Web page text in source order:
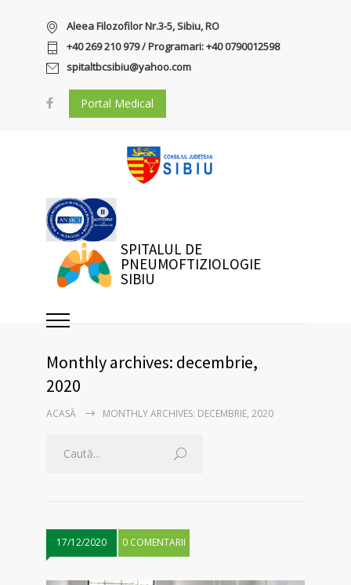
Aleea Filozofilor Nr.3-5, Sibiu, RO
+40 269 210 979 / Programari: +40 0790012598
spitaltbcsibiu@yahoo.com
Portal Medical
SPITALUL DE
PNEUMOFTIZIOLOGIE
SIBIU
Monthly archives: decembrie,
2020
ACASĂ MONTHLY ARCHIVES: DECEMBRIE, 2020
17/12/2020 0 COMENTARII